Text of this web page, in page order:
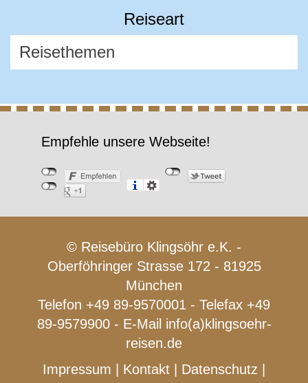
Reiseart
Empfehle unsere Webseite!
© Reisebüro Klingsöhr e.K. -
Oberföhringer Strasse 172 - 81925
München
Telefon +49 89-9570001 - Telefax +49
89-9579900 - E-Mail info(a)klingsoehr-
reisen.de
Impressum
Kontakt Datenschutz